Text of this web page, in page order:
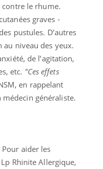
le rhume.
graves -
pustules. D’autres
niveau des yeux.
de l’agitation,
etc. "Ces effets
en rappelant
généraliste.
aider les
Rhinite Allergique,